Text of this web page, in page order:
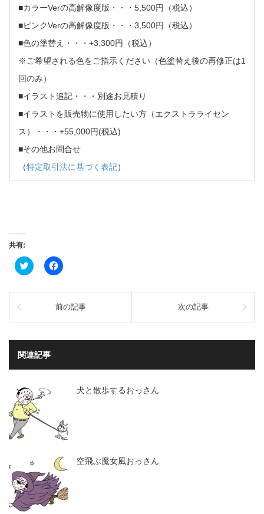
■カラーVerの高解像度版・・・5,500円（税込）
■ピンクVerの高解像度版・・・3,500円（税込）
■色の塗替え・・・+3,300円（税込）
※ご希望される色をご指示ください（色塗替え後の再修正は1
回のみ）
■イラスト追記・・・別途お見積り
■イラストを販売物に使用したい方（エクストラライセン
ス）・・・+55,000円(税込)
■その他お問合せ
（特定取引法に基づく表記）
共有:
ク
リ
し
共
(新
し
い
ィ
ド
ウ
で
開
き
Facebook
で
す
る
に
ク
ッ
く
い
ウ
ィ
ン
ウ
で
開
き
ま
す)
前の記事 次の記事
関連記事
犬と散歩するおっさん
空飛ぶ魔女風おっさん